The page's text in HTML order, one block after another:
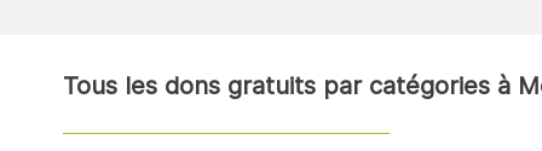
Tous les dons gratuits par catégories à